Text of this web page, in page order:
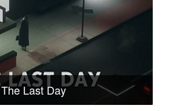
The Last Day